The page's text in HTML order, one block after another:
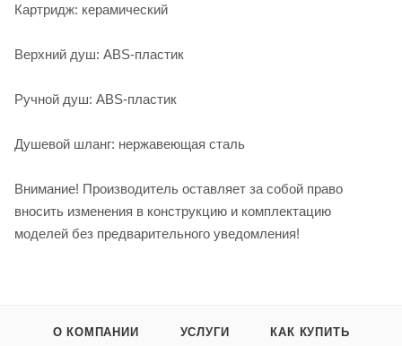
Картридж: керамический
Верхний душ: ABS-пластик
Ручной душ: ABS-пластик
Душевой шланг: нержавеющая сталь
Внимание! Производитель оставляет за собой право
вносить изменения в конструкцию и комплектацию
моделей без предварительного уведомления!
О КОМПАНИИ УСЛУГИ КАК КУПИТЬ